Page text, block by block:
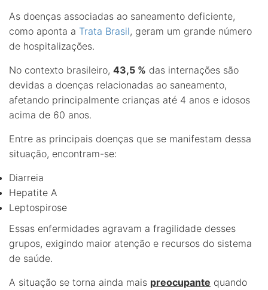
As doenças associadas ao saneamento deficiente,
como aponta a Trata Brasil, geram um grande número
de hospitalizações.
No contexto brasileiro, 43,5 % das internações são
devidas a doenças relacionadas ao saneamento,
afetando principalmente crianças até 4 anos e idosos
acima de 60 anos.
Entre as principais doenças que se manifestam dessa
situação, encontram-se:
Diarreia
Hepatite A
Leptospirose
Essas enfermidades agravam a fragilidade desses
grupos, exigindo maior atenção e recursos do sistema
de saúde.
A situação se torna ainda mais preocupante quando